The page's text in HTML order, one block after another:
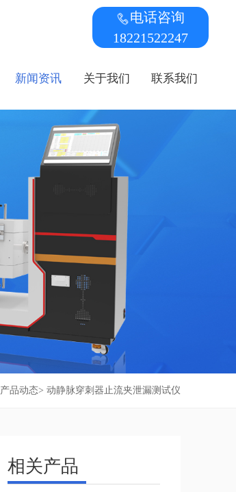
电话咨询
18221522247
新闻资讯 关于我们 联系我们
产品动态> 动静脉穿刺器止流夹泄漏测试仪
相关产品